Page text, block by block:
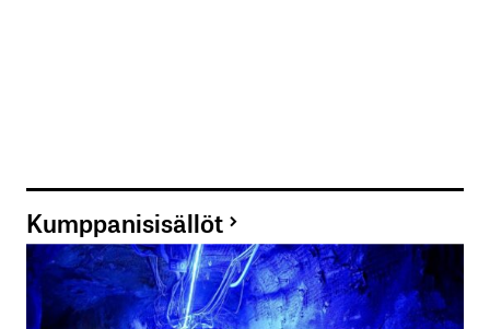
Kumppanisisällöt